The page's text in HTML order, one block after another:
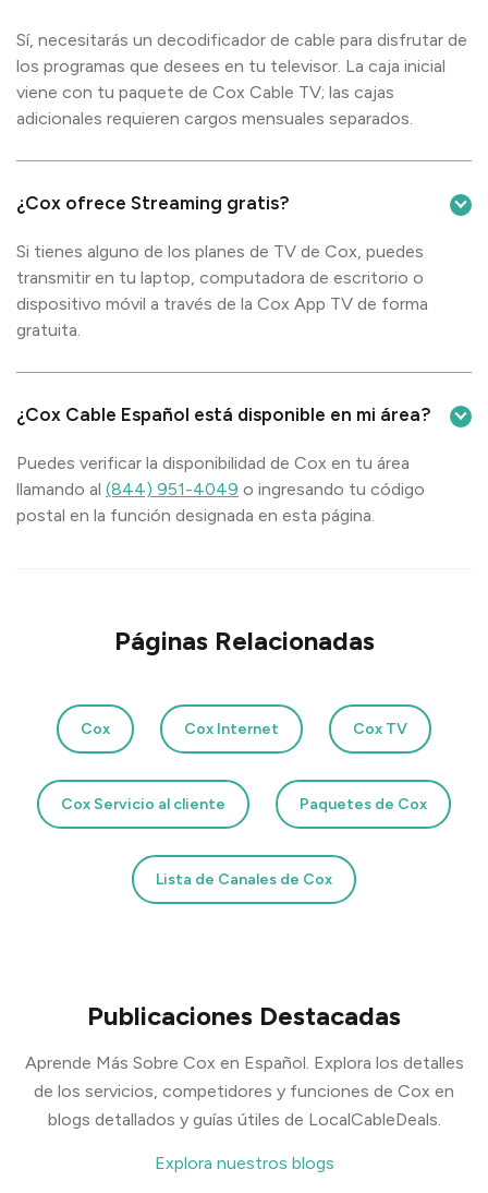
Sí, necesitarás un decodificador de cable para disfrutar de
los programas que desees en tu televisor. La caja inicial
viene con tu paquete de Cox Cable TV; las cajas
adicionales requieren cargos mensuales separados.
¿Cox ofrece Streaming gratis?
Si tienes alguno de los planes de TV de Cox, puedes
transmitir en tu laptop, computadora de escritorio o
dispositivo móvil a través de la Cox App TV de forma
gratuita.
¿Cox Cable Español está disponible en mi área?
Puedes verificar la disponibilidad de Cox en tu área
llamando al (844) 951-4049 o ingresando tu código
postal en la función designada en esta página.
Páginas Relacionadas
Cox Cox Internet Cox TV
Cox Servicio al cliente Paquetes de Cox
Lista de Canales de Cox
Publicaciones Destacadas
Aprende Más Sobre Cox en Español. Explora los detalles
de los servicios, competidores y funciones de Cox en
blogs detallados y guías útiles de LocalCableDeals.
Explora nuestros blogs